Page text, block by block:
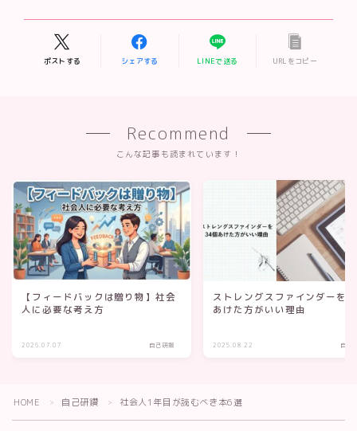
ポストする シェアする LINEで送る URLをコピー
Recommend
こんな記事も読まれています！
【フィードバックは贈り物】社会
人に必要な考え方
2026.07.07 自己研鑽
ストレングスファインダーを
あけた方がいい理由
2025.08.22 自己
HOME ＞ 自己研鑽 ＞ 社会人1年目が読むべき本6選